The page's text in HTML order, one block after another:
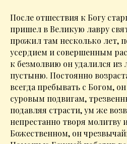
После отшествия к Богу
пришел в Великую лавру
прожил там несколько лет,
усердием и совершенным
к безмолвию он удалился из
пустыню. Постоянно
всегда пребывать с Богом,
суровым подвигам,
подавляя страсти, ум же
непрестанно творя молитву
Божественном, он